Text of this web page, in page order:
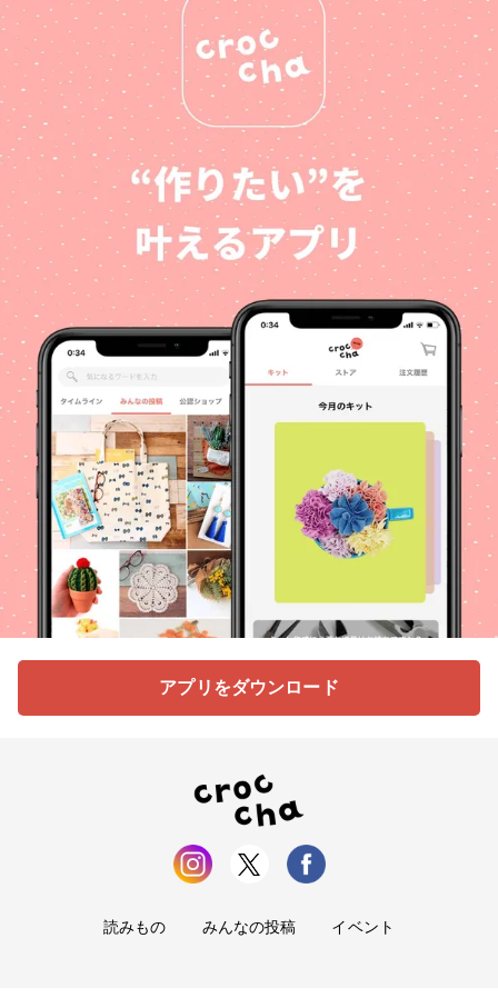
アプリをダウンロード
読みもの みんなの投稿 イベント